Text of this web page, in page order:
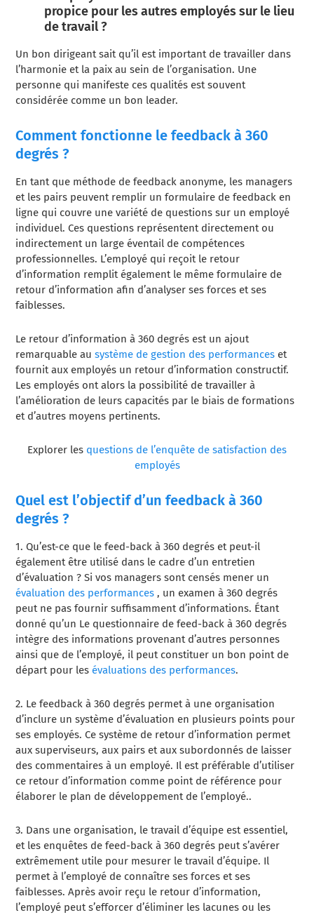
propice pour les autres employés sur le lieu
de travail ?
Un bon dirigeant sait qu’il est important de travailler dans
l’harmonie et la paix au sein de l’organisation. Une
personne qui manifeste ces qualités est souvent
considérée comme un bon leader.
Comment fonctionne le feedback à 360
degrés ?
En tant que méthode de feedback anonyme, les managers
et les pairs peuvent remplir un formulaire de feedback en
ligne qui couvre une variété de questions sur un employé
individuel. Ces questions représentent directement ou
indirectement un large éventail de compétences
professionnelles. L’employé qui reçoit le retour
d’information remplit également le même formulaire de
retour d’information afin d’analyser ses forces et ses
faiblesses.
Le retour d’information à 360 degrés est un ajout
remarquable ausystème de gestion des performances et
fournit aux employés un retour d’information constructif.
Les employés ont alors la possibilité de travailler à
l’amélioration de leurs capacités par le biais de formations
et d’autres moyens pertinents.
Explorer les questions de l’enquête de satisfaction des
employés
Quel est l’objectif d’un feedback à 360
degrés ?
1.Qu’est-ce que le feed-back à 360 degrés et peut-il
également être utilisé dans le cadre d’un entretien
d’évaluation ?Si vos managers sont censés mener un
évaluation des performances , un examen à 360 degrés
peut ne pas fournir suffisamment d’informations. Étant
donné qu’un Le questionnaire de feed-back à 360 degrés
intègre des informations provenant d’autres personnes
ainsi que de l’employé, il peut constituer un bon point de
départ pour les évaluations des performances.
2. Le feedback à 360 degrés permet à une organisation
d’inclure un système d’évaluation en plusieurs points pour
ses employés. Ce système de retour d’information permet
aux superviseurs, aux pairs et aux subordonnés de laisser
des commentaires à un employé. Il est préférable d’utiliser
ce retour d’information comme point de référence pour
élaborer le plan de développement de l’employé..
3. Dans une organisation, le travail d’équipe est essentiel,
et les enquêtes de feed-back à 360 degrés peut s’avérer
extrêmement utile pour mesurer le travail d’équipe. Il
permet à l’employé de connaître ses forces et ses
faiblesses. Après avoir reçu le retour d’information,
l’employé peut s’efforcer d’éliminer les lacunes ou les